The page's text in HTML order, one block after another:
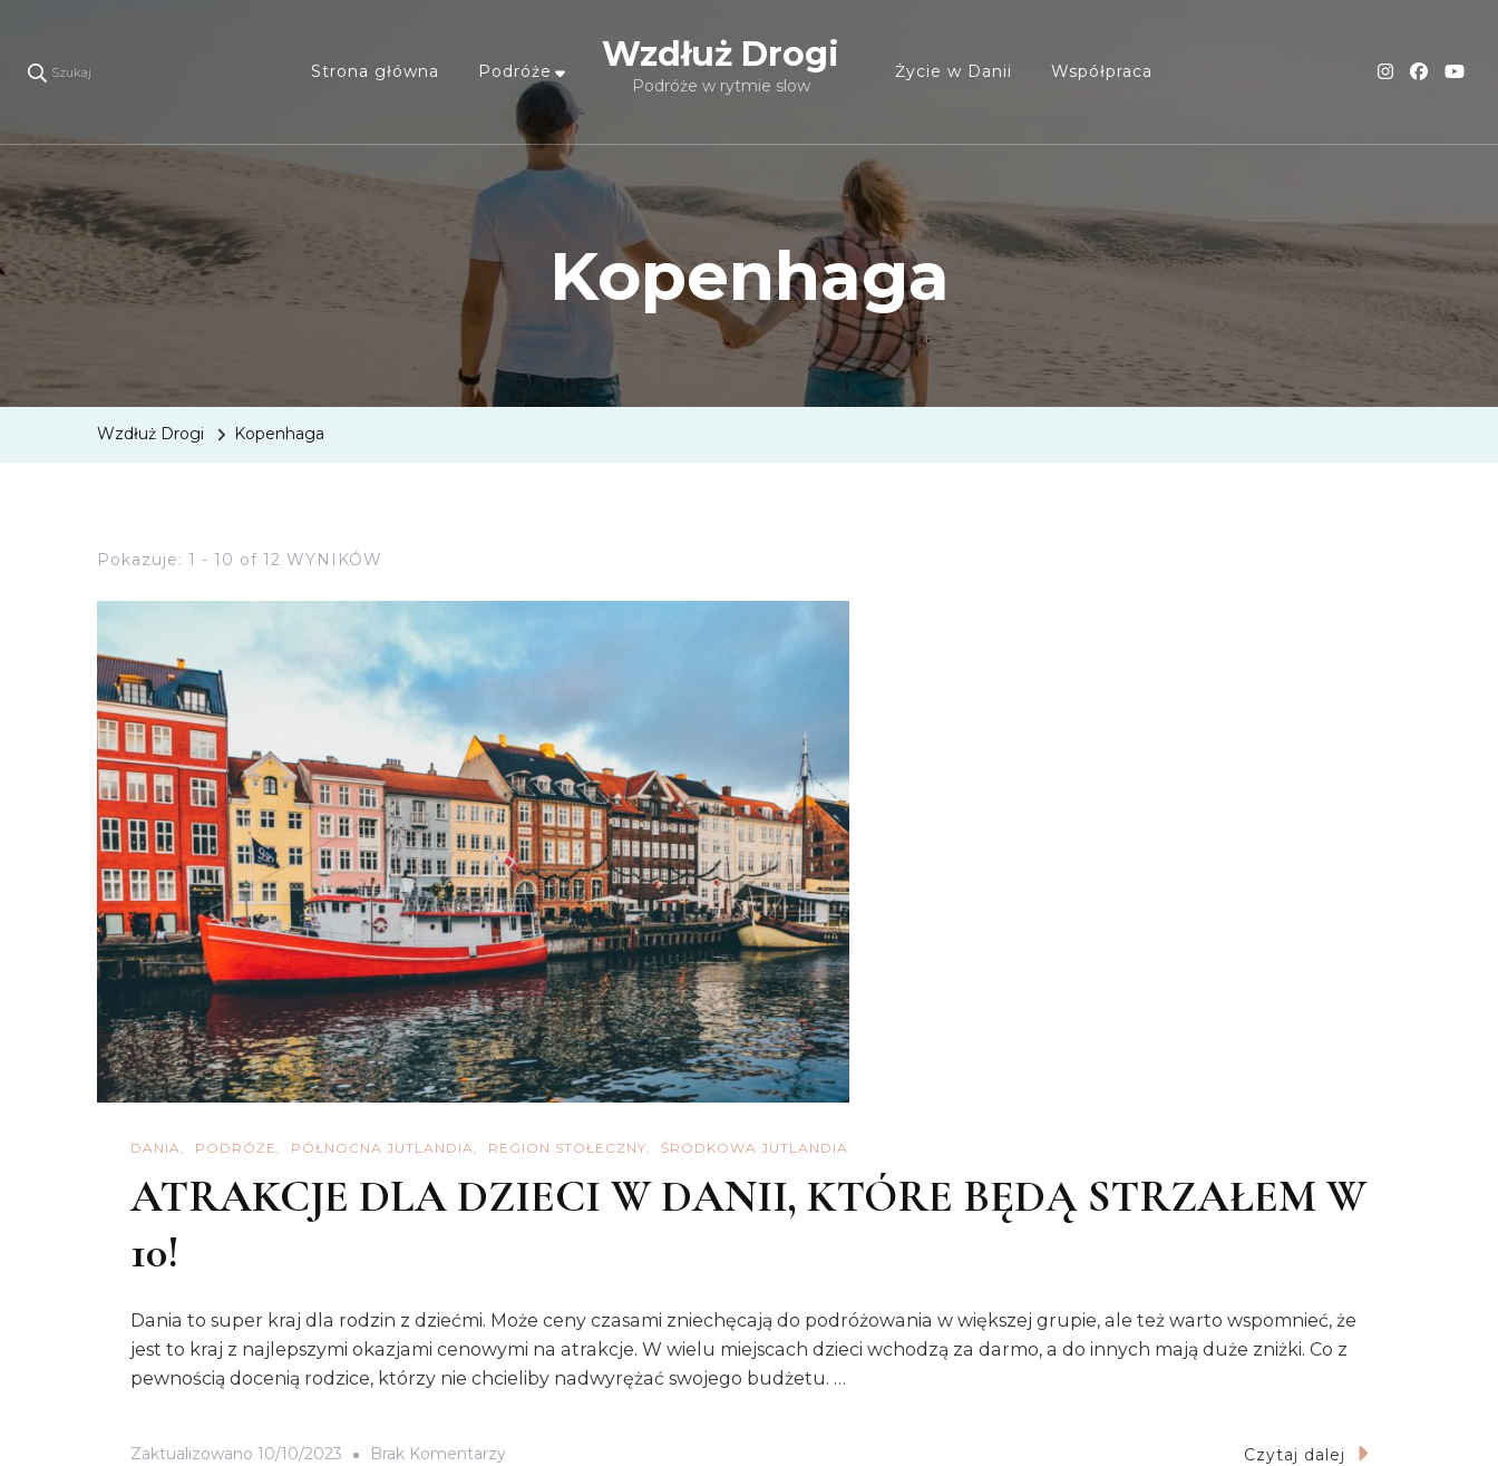
Szukaj Strona główna Podróże Wzdłuż Drogi
Podróże w rytmie slow
Życie w Danii Współpraca
Kopenhaga
Wzdłuż Drogi Kopenhaga
Pokazuje: 1 - 10 of 12 WYNIKÓW
DANIA PODRÓŻE PÓŁNOCNA JUTLANDIA REGION STOŁECZNY ŚRODKOWA JUTLANDIA
ATRAKCJE DLA DZIECI W DANII, KTÓRE BĘDĄ STRZAŁEM W
10!
Dania to super kraj dla rodzin z dziećmi. Może ceny czasami zniechęcają do podróżowania w większej grupie, ale też warto wspomnieć, że
jest to kraj z najlepszymi okazjami cenowymi na atrakcje. W wielu miejscach dzieci wchodzą za darmo, a do innych mają duże zniżki. Co z
pewnością docenią rodzice, którzy nie chcieliby nadwyrężać swojego budżetu. …
Zaktualizowano 10/10/2023 Brak KomentarzyDo
Czytaj dalej